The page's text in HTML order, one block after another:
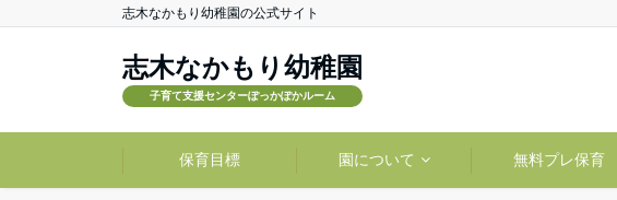
志木なかもり幼稚園の公式サイト
志木なかもり幼稚園
子育て支援センターぽっかぽかルーム
保育目標 園について 無料プレ保育